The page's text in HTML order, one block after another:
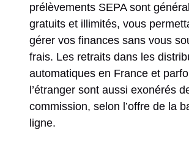
prélèvements SEPA sont
gratuits et illimités, vous
gérer vos finances sans vous
frais. Les retraits dans les
automatiques en France et
l’étranger sont aussi exonérés
commission, selon l’offre de la
ligne.